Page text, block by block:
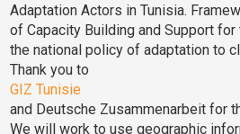
Adaptation Actors in Tunisia.
of Capacity Building and Support
the national policy of adaptation to
Thank you to
GIZ Tunisie
and Deutsche Zusammenarbeit for
We will work to use geographic